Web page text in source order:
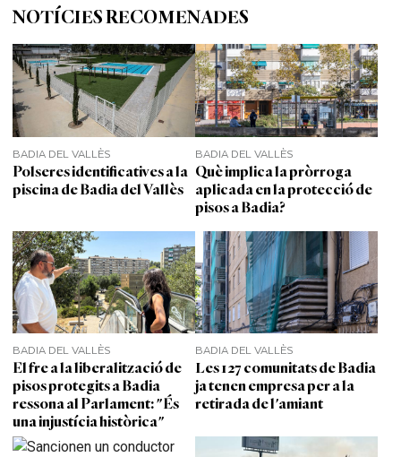
NOTÍCIES RECOMENADES
BADIA DEL VALLÈS
Polseres identificatives a la
piscina de Badia del Vallès
BADIA DEL VALLÈS
Què implica la pròrroga
aplicada en la protecció de
pisos a Badia?
BADIA DEL VALLÈS
El fre a la liberalització de
pisos protegits a Badia
ressona al Parlament: "És
una injustícia històrica"
BADIA DEL VALLÈS
Les 127 comunitats de Badia
ja tenen empresa per a la
retirada de l'amiant